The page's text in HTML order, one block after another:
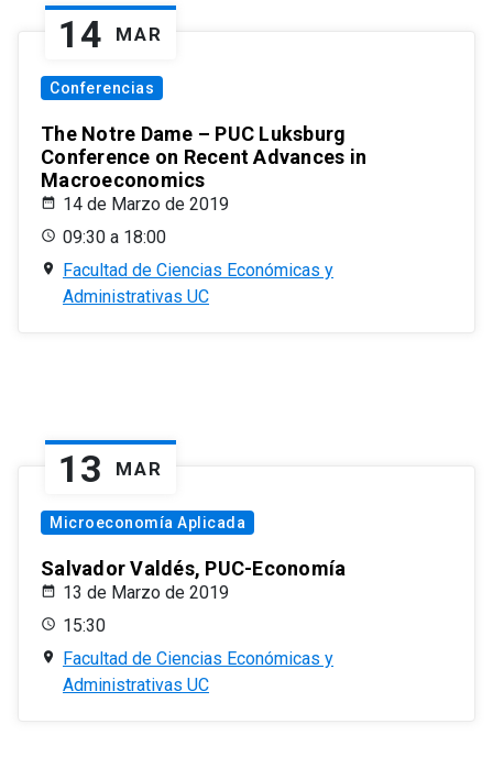
14 MAR
Conferencias
The Notre Dame – PUC Luksburg
Conference on Recent Advances in
Macroeconomics
14 de Marzo de 2019
09:30 a 18:00
Facultad de Ciencias Económicas y
Administrativas UC
13 MAR
Microeconomía Aplicada
Salvador Valdés, PUC-Economía
13 de Marzo de 2019
15:30
Facultad de Ciencias Económicas y
Administrativas UC